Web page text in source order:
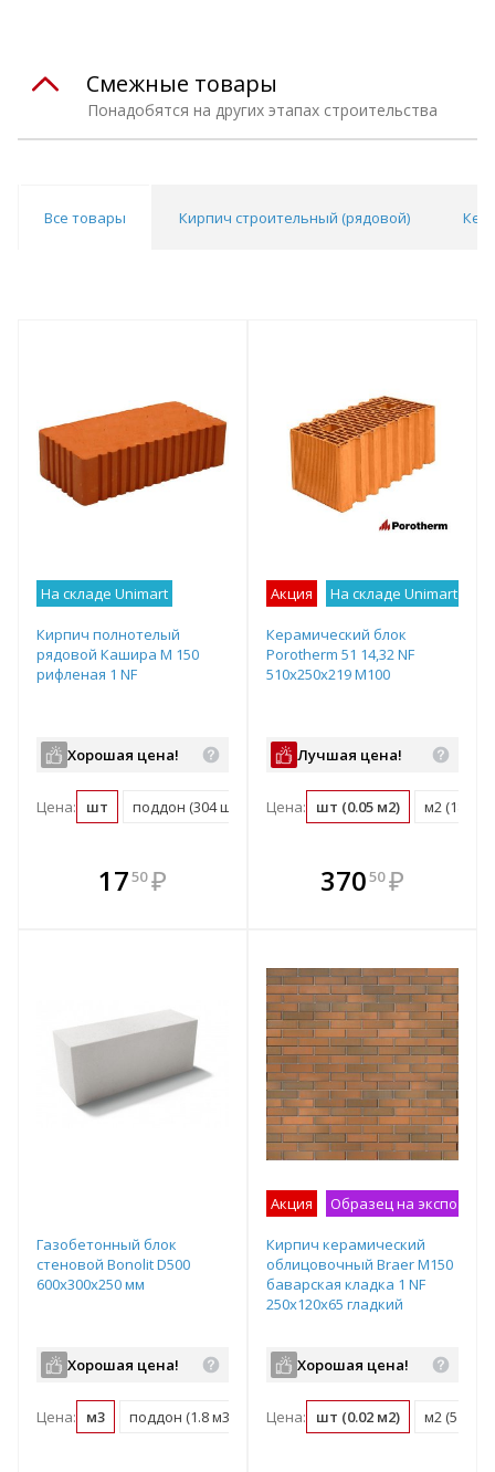
Понадобятся на других этапах строительства
Смежные товары
Все товары Кирпич строительный (рядовой)
На складе Unimart
Кирпич полнотелый
рядовой Кашира М 150
рифленая 1 NF
Хорошая цена!
Цена: шт поддон (304 шт)
1750 ₽
В комплекте
всегда выгоднее!
Акция На складе Unimart
Керамический блок
Porotherm 51 14,32 NF
510х250х219 М100
Лучшая цена!
Цена: шт (0.05 м2) м2 (18.3
В комплекте
всегда выгоднее!
37050 ₽
Газобетонный блок
стеновой Bonolit D500
600х300х250 мм
Хорошая цена!
Цена: м3 поддон (1.8 м3)
Акция Образец на
Кирпич керамический
облицовочный Braer М150
баварская кладка 1 NF
250x120x65 гладкий
Хорошая цена!
Цена: шт (0.02 м2) м2 (51 шт)